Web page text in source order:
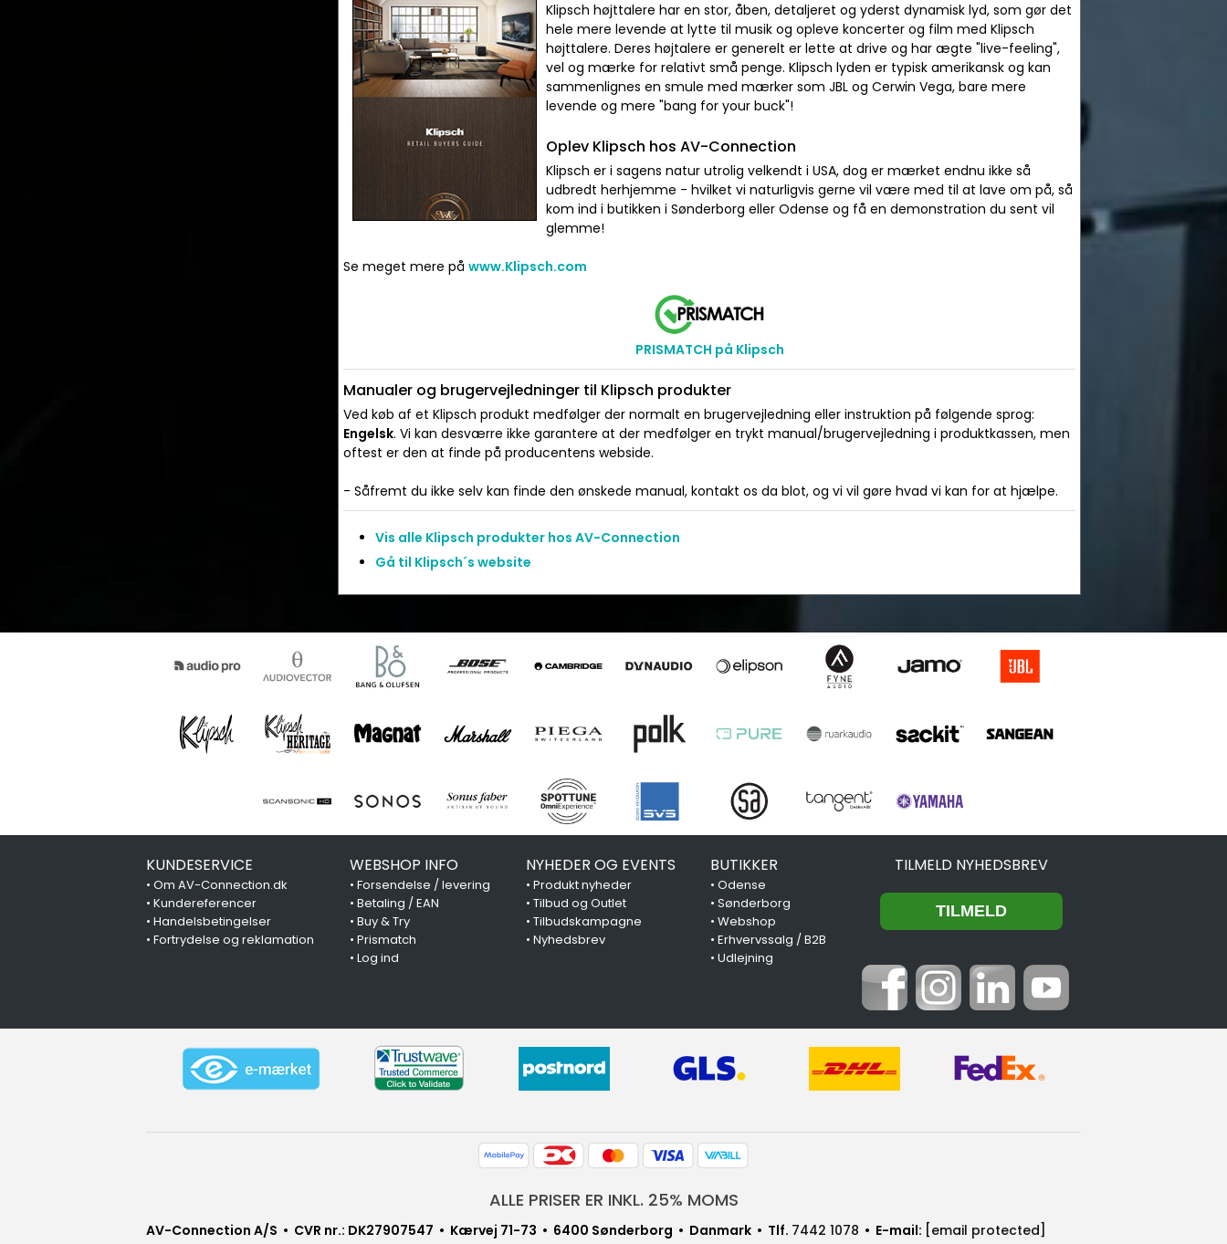
Klipsch højttalere har en stor, åben, detaljeret og yderst dynamisk lyd, som gør det
hele mere levende at lytte til musik og opleve koncerter og film med Klipsch
højttalere. Deres højtalere er generelt er lette at drive og har ægte "live-feeling",
vel og mærke for relativt små penge. Klipsch lyden er typisk amerikansk og kan
sammenlignes en smule med mærker som JBL og Cerwin Vega, bare mere
levende og mere "bang for your buck"!
Oplev Klipsch hos AV-Connection
Klipsch er i sagens natur utrolig velkendt i USA, dog er mærket endnu ikke så
udbredt herhjemme - hvilket vi naturligvis gerne vil være med til at lave om på, så
kom ind i butikken i Sønderborg eller Odense og få en demonstration du sent vil
glemme!
Se meget mere på www.Klipsch.com
PRISMATCH på Klipsch
Manualer og brugervejledninger til Klipsch produkter
Ved køb af et Klipsch produkt medfølger der normalt en brugervejledning eller instruktion på følgende sprog:
Engelsk. Vi kan desværre ikke garantere at der medfølger en trykt manual/brugervejledning i produktkassen, men
oftest er den at finde på producentens webside.
- Såfremt du ikke selv kan finde den ønskede manual, kontakt os da blot, og vi vil gøre hvad vi kan for at hjælpe.
Vis alle Klipsch produkter hos AV-Connection
Gå til Klipsch´s website
KUNDESERVICE
• Om AV-Connection.dk
• Kundereferencer
• Handelsbetingelser
• Fortrydelse og reklamation
WEBSHOP INFO
• Forsendelse / levering
• Betaling / EAN
• Buy & Try
• Prismatch
• Log ind
NYHEDER OG EVENTS
• Produkt nyheder
• Tilbud og Outlet
• Tilbudskampagne
• Nyhedsbrev
BUTIKKER
•Odense
•Sønderborg
•Webshop
•Erhvervssalg / B2B
•Udlejning
TILMELD NYHEDSBREV
ALLE PRISER ER INKL. 25% MOMS
AV-Connection A/S • CVR nr.: DK27907547 • Kærvej 71-73 • 6400 Sønderborg • Danmark • Tlf. 7442 1078 • E-mail: [email protected]